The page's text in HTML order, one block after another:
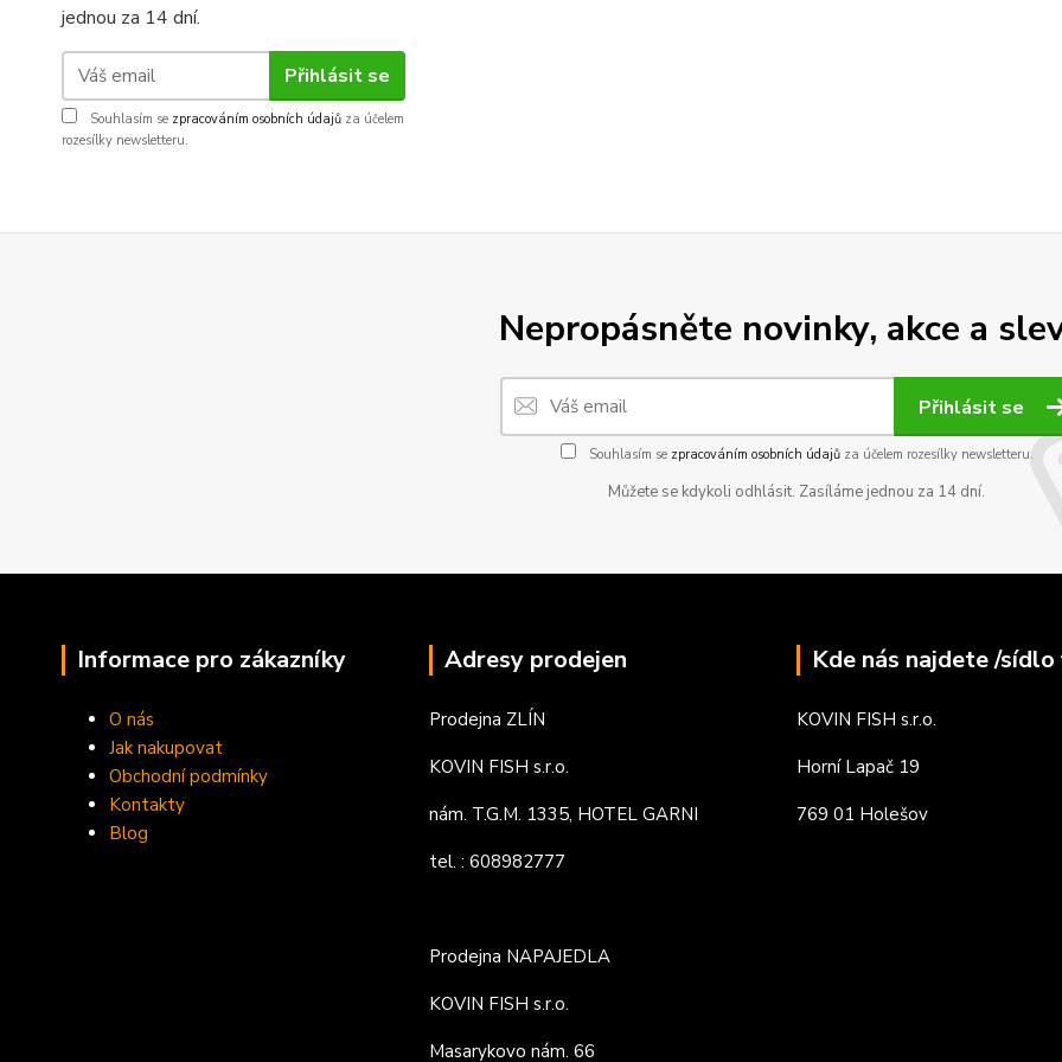
jednou za 14 dní.
Přihlásit se
Souhlasím se zpracováním osobních údajů za účelem
rozesílky newsletteru.
Nepropásněte novinky, akce a
Přihlásit se
Souhlasím se zpracováním osobních údajůza účelem rozesílky newsletteru.
Můžete se kdykoli odhlásit. Zasíláme jednou za 14 dní.
Informace pro zákazníky
O nás
Jak nakupovat
Obchodní podmínky
Kontakty
Blog
Adresy prodejen
Prodejna ZLÍN
KOVIN FISH s.r.o.
nám. T.G.M. 1335, HOTEL GARNI
tel. : 608982777
Prodejna NAPAJEDLA
KOVIN FISH s.r.o.
Masarykovo nám. 66
Kde nás najdete /
KOVIN FISH s.r.o.
Horní Lapač 19
769 01 Holešov